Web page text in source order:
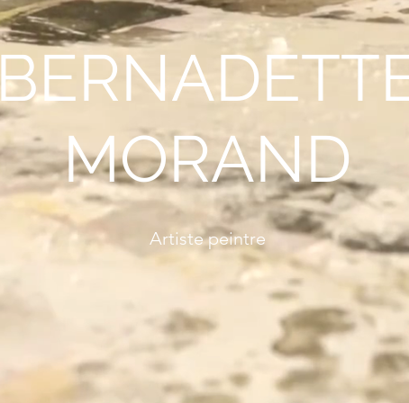
MORAND
Artiste peintre